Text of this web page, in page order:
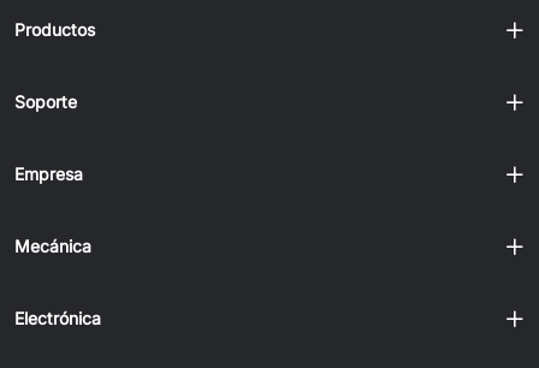
Productos
Soporte
Empresa
Mecánica
Electrónica